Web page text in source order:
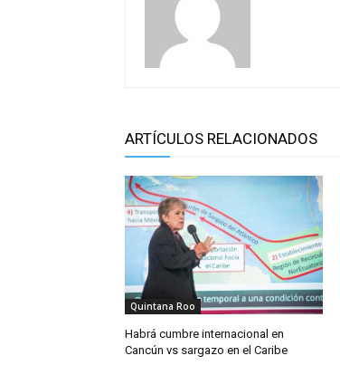
ARTÍCULOS RELACIONADOS
Quintana Roo
Habrá cumbre internacional en
Cancún vs sargazo en el Caribe